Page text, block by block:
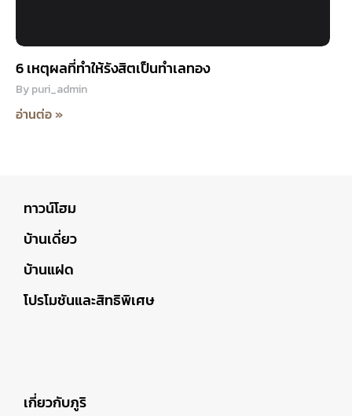
6 เหตุผลที่ทำให้รังสิตเป็นทำเลทอง
Bypuri_admin
อ่านต่อ »
ทาวน์โฮม
บ้านเดี่ยว
บ้านแฝด
โปรโมชันและสิทธิพิเศษ
เกี่ยวกับภูริ